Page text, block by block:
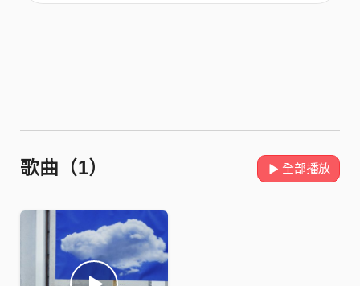
歌曲（1） 全部播放